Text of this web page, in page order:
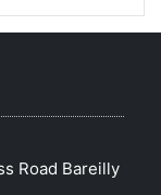
Road Bareilly